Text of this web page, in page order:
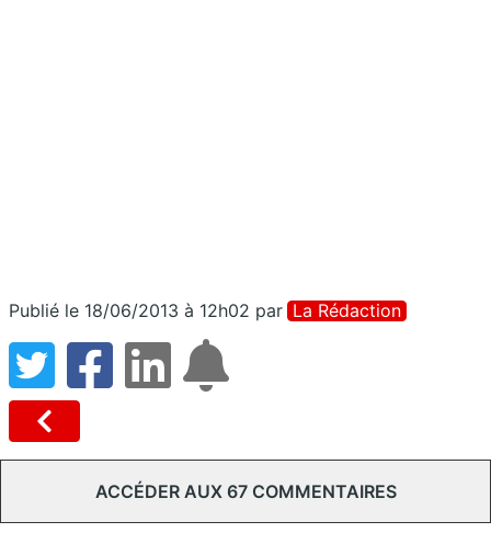
Publié le 18/06/2013 à 12h02 par La Rédaction
ACCÉDER AUX 67 COMMENTAIRES